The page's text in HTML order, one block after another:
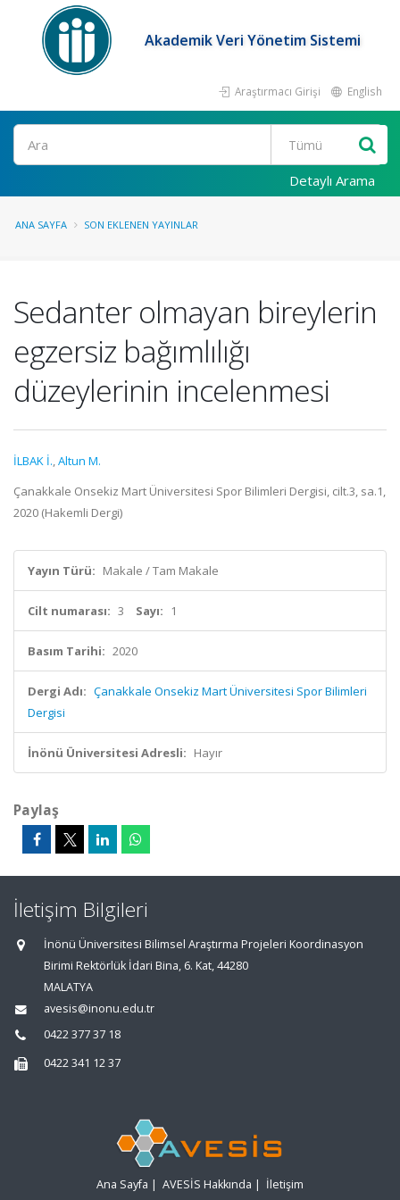
Akademik Veri Yönetim Sistemi
Araştırmacı Girişi English
Ara
Detaylı Arama
ANA SAYFA SON EKLENEN YAYINLAR
Sedanter olmayan bireylerin
egzersiz bağımlılığı
düzeylerinin incelenmesi
İLBAK İ.,Altun M.
Çanakkale Onsekiz Mart Üniversitesi Spor Bilimleri Dergisi, cilt.3, sa.1,
2020 (Hakemli Dergi)
Yayın Türü: Makale / Tam Makale
Cilt numarası: 3 Sayı: 1
Basım Tarihi: 2020
Dergi Adı: Çanakkale Onsekiz Mart Üniversitesi Spor Bilimleri
Dergisi
İnönü Üniversitesi Adresli: Hayır
Paylaş
İletişim Bilgileri
İnönü Üniversitesi Bilimsel Araştırma Projeleri Koordinasyon
Birimi Rektörlük İdari Bina, 6. Kat, 44280
MALATYA
avesis@inonu.edu.tr
0422 377 37 18
0422 341 12 37
Ana Sayfa | AVESİS Hakkında | İletişim